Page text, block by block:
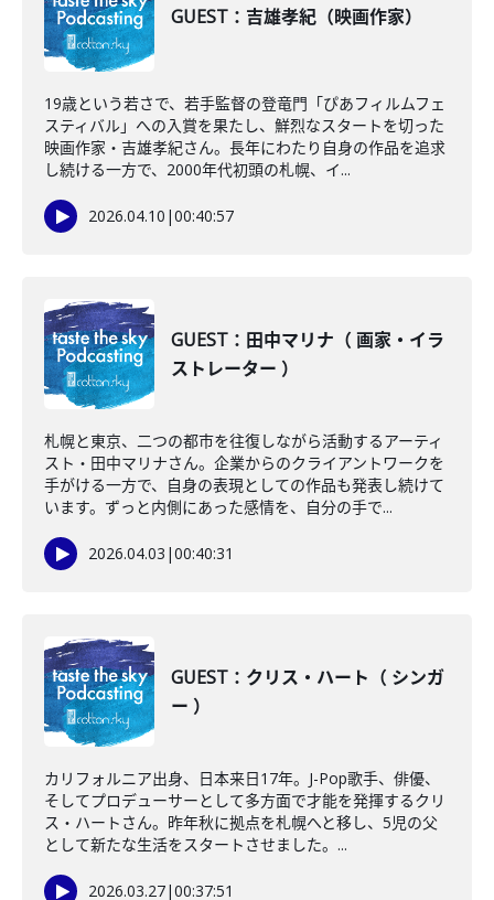
GUEST：吉雄孝紀（映画作家）
19歳という若さで、若手監督の登竜門「ぴあフィルムフェ
スティバル」への入賞を果たし、鮮烈なスタートを切った
映画作家・吉雄孝紀さん。長年にわたり自身の作品を追求
し続ける一方で、2000年代初頭の札幌、イ...
2026.04.10 |00:40:57
GUEST：田中マリナ（ 画家・イラ
ストレーター ）
札幌と東京、二つの都市を往復しながら活動するアーティ
スト・田中マリナさん。企業からのクライアントワークを
手がける一方で、自身の表現としての作品も発表し続けて
います。ずっと内側にあった感情を、自分の手で...
2026.04.03 |00:40:31
GUEST：クリス・ハート（ シンガ
ー ）
カリフォルニア出身、日本来日17年。J-Pop歌手、俳優、
そしてプロデューサーとして多方面で才能を発揮するクリ
ス・ハートさん。昨年秋に拠点を札幌へと移し、5児の父
として新たな生活をスタートさせました。...
2026.03.27|00:37:51